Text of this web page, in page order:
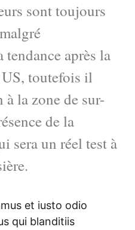
sont toujours
tendance après la
toutefois il
la zone de sur-
de la
sera un réel test à
et iusto odio
qui blanditiis